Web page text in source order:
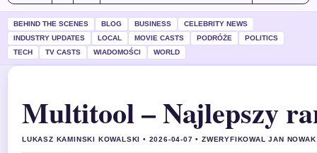
BEHIND THE SCENES BLOG BUSINESS
CELEBRITY NEWS
INDUSTRY UPDATES
LOCAL MOVIE CASTS PODRÓŻE
POLITICS
TECH
TV CASTS WIADOMOŚCI WORLD
Multitool – Najlepszy
LUKASZ KAMINSKI KOWALSKI • 2026-04-07 • ZWERYFIKOWAL JAN NOWAK